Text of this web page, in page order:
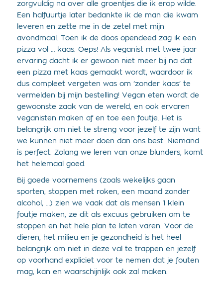
zorgvuldig na over alle groentjes die ik erop wilde.
Een halfuurtje later bedankte ik de man die kwam
leveren en zette me in de zetel met mijn
avondmaal. Toen ik de doos opendeed zag ik een
pizza vol … kaas. Oeps! Als veganist met twee jaar
ervaring dacht ik er gewoon niet meer bij na dat
een pizza met kaas gemaakt wordt, waardoor ik
dus compleet vergeten was om ‘zonder kaas’ te
vermelden bij mijn bestelling! Vegan eten wordt de
gewoonste zaak van de wereld, en ook ervaren
veganisten maken af en toe een foutje. Het is
belangrijk om niet te streng voor jezelf te zijn want
we kunnen niet meer doen dan ons best. Niemand
is perfect. Zolang we leren van onze blunders, komt
het helemaal goed.
Bij goede voornemens (zoals wekelijks gaan
sporten, stoppen met roken, een maand zonder
alcohol, …) zien we vaak dat als mensen 1 klein
foutje maken, ze dit als excuus gebruiken om te
stoppen en het hele plan te laten varen. Voor de
dieren, het milieu en je gezondheid is het heel
belangrijk om niet in deze val te trappen en jezelf
op voorhand expliciet voor te nemen dat je fouten
mag, kan en waarschijnlijk ook zal maken.